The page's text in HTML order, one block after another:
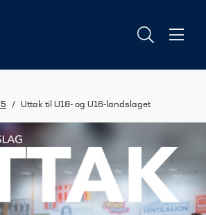
/ Uttak til U18- og U16-landslaget